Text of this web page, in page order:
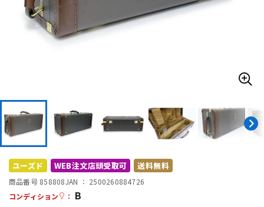
アンプ
DTM オンライン納品 レコーディング機器
配信/ライブ機器
ユーズド WEB注文店頭受取可 送料無料
商品番号 858808JAN ： 2500260884726
コンディション
： B